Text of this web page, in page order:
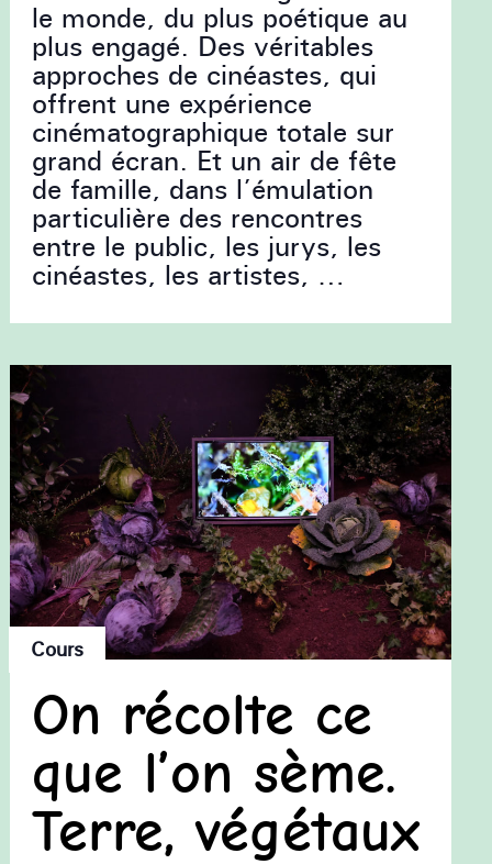
le monde, du plus poétique au
plus engagé. Des véritables
approches de cinéastes, qui
offrent une expérience
cinématographique totale sur
grand écran. Et un air de fête
de famille, dans l’émulation
particulière des rencontres
entre le public, les jurys, les
cinéastes, les artistes, …
Cours
On récolte ce
que l’on sème.
Terre, végétaux